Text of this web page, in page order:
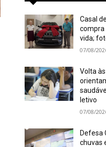
Casal
compra
vida;
07/08/
Volta
letivo
07/08/
Defesa
chuvas